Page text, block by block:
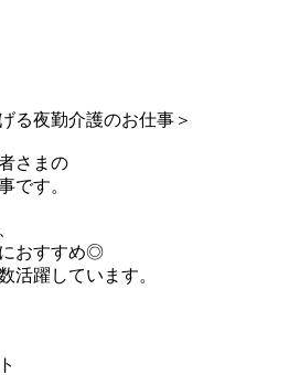
る夜勤介護のお仕事＞
さまの
です。
おすすめ◎
活躍しています。